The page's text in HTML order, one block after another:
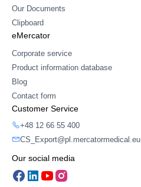
Our Documents
Clipboard
eMercator
Corporate service
Product information database
Blog
Contact form
Customer Service
+48 12 66 55 400
CS_Export@pl.mercatormedical.eu
Our social media